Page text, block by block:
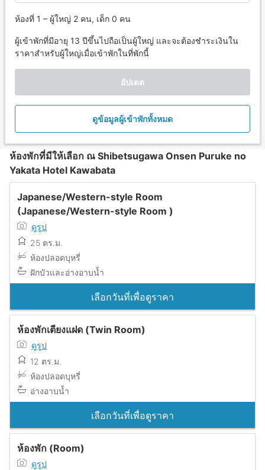
ห้องที่ 1 – ผู้ใหญ่ 2 คน, เด็ก 0 คน
ผู้เข้าพักที่มีอายุ 13 ปีขึ้นไปถือเป็นผู้ใหญ่ และจะต้องชำระเงินใน
ราคาสำหรับผู้ใหญ่เมื่อเข้าพักในที่พักนี้
อัปเดต
ดูข้อมูลผู้เข้าพักทั้งหมด
ห้องพักที่มีให้เลือก ณ Shibetsugawa Onsen Puruke no
Yakata Hotel Kawabata
Japanese/Western-style Room
(Japanese/Western-style Room )
ดูรูป
25 ตร.ม.
ห้องปลอดบุหรี่
ฝักบัวและอ่างอาบน้ำ
เลือกวันที่เพื่อดูราคา
ห้องพักเตียงแฝด (Twin Room)
ดูรูป
12 ตร.ม.
ห้องปลอดบุหรี่
อ่างอาบน้ำ
เลือกวันที่เพื่อดูราคา
ห้องพัก (Room)
ดูรูป